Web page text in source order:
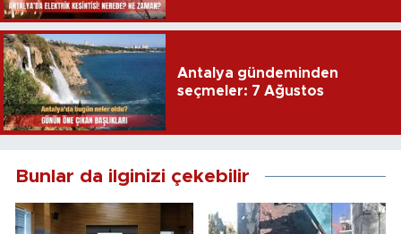
Antalya gündeminden
seçmeler: 7 Ağustos
Bunlar da ilginizi çekebilir